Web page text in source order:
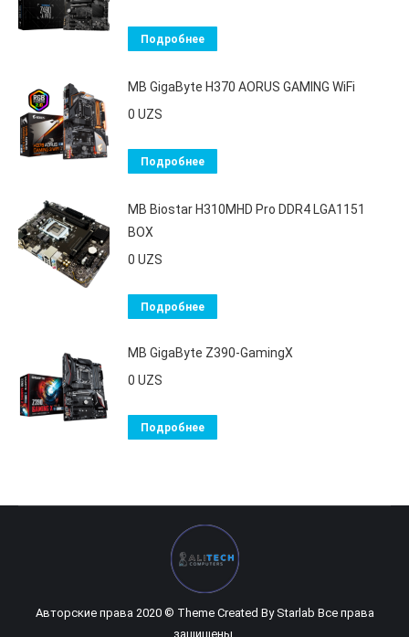
Подробнее
MB GigaByte H370 AORUS GAMING WiFi
0 UZS
Подробнее
MB Biostar H310MHD Pro DDR4 LGA1151
BOX
0 UZS
Подробнее
MB GigaByte Z390-GamingX
0 UZS
Подробнее
Авторские права 2020 © Theme Created ByStarlab Все права
защищены.